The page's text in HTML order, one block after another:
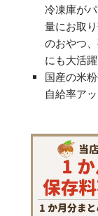
冷凍庫が
量にお取
のおやつ
にも大活躍
国産の米
自給率ア